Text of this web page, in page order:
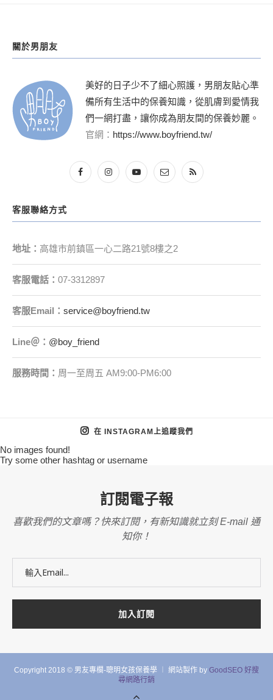
關於男朋友
美好的日子少不了細心照護，男朋友貼心準
備所有生活中的保養知識，從肌膚到愛情我
們一網打盡，讓你成為朋友間的保養妙麗。
官網： https://www.boyfriend.tw/
客服聯絡方式
地址： 高雄市前鎮區一心二路21號8樓之2
客服電話： 07-3312897
客服Email ： service@boyfriend.tw
Line＠： @boy_friend
服務時間： 周一至周五 AM9:00-PM6:00
在 INSTAGRAM上追蹤我們
No images found!
Try some other hashtag or username
訂閱電子報
喜歡我們的文章嗎？快來訂閱，有新知識就立刻 E-mail 通
知你！
Copyright 2018 © 男友專欄-聰明女孩保養學 ︱ 網站製作 by GoodSEO 好搜
尋網路行銷